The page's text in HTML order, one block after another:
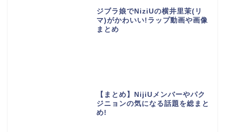
ジブラ娘でNiziUの横井里茉(リ
マ)がかわいい!ラップ動画や画像
まとめ
【まとめ】NijiUメンバーやパク
ジニョンの気になる話題を総まと
め!